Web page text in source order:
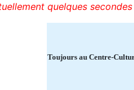
quelques
Toujours au Centre-